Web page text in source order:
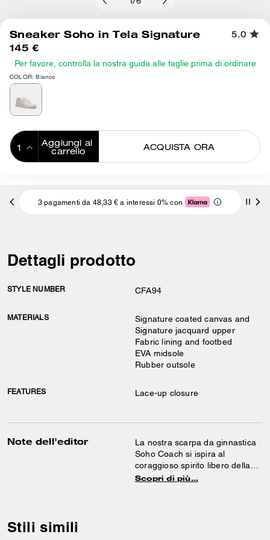
/6
Sneaker Soho in Tela Signature 5.0
145 €
Per favore, controlla la nostra guida alle taglie prima di ordinare
COLOR: Bianco
Aggiungi al
carrello
ACQUISTA ORA
3 pagamenti da 48,33 € a interessi 0% con
Dettagli prodotto
STYLE NUMBER CFA94
MATERIALS
Signature coated canvas and
Signature jacquard upper
Fabric lining and footbed
EVA midsole
Rubber outsole
FEATURES Lace-up closure
Note dell'editor
La nostra scarpa da ginnastica
Soho Coach si ispira al
coraggioso spirito libero della
nostra città natale di New York
Scopri di più…
Stili simili